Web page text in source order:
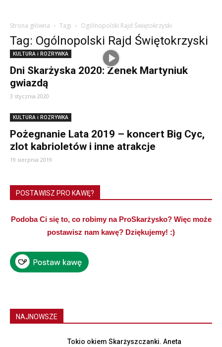
Strona główna Tagi Ogólnopolski Rajd Świętokrzyski
Tag: Ogólnopolski Rajd Świętokrzyski
KULTURA i ROZRYWKA
Dni Skarżyska 2020: Zenek Martyniuk
gwiazdą
3 stycznia 2020
KULTURA i ROZRYWKA
Pożegnanie Lata 2019 – koncert Big Cyc,
zlot kabrioletów i inne atrakcje
19 sierpnia 2019
POSTAWISZ PRO KAWĘ?
Podoba Ci się to, co robimy na ProSkarżysko? Więc może
postawisz nam kawę? Dziękujemy! :)
NAJNOWSZE
Tokio okiem Skarżyszczanki. Aneta